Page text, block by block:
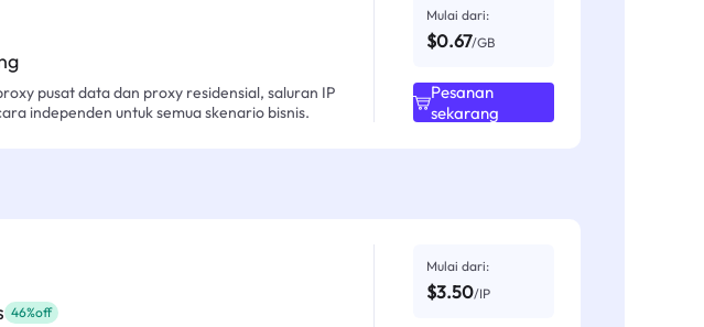
pusat data dan proxy residensial, saluran IP
independen untuk semua skenario bisnis.
Mulai dari:
$0.67/GB
Pesanan
sekarang
46%off
Mulai dari:
$3.50/IP